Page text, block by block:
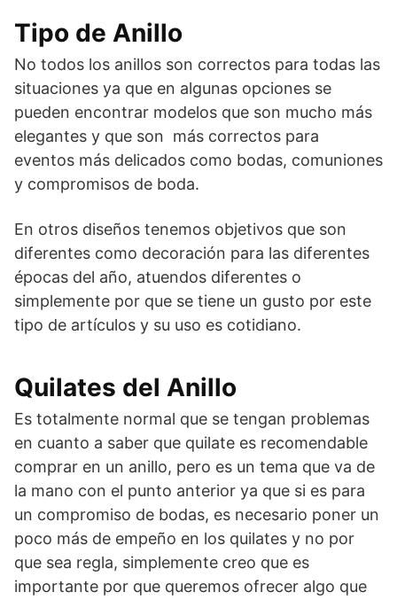
Tipo de Anillo
No todos los anillos son correctos para todas las
situaciones ya que en algunas opciones se
pueden encontrar modelos que son mucho más
elegantes y que son más correctos para
eventos más delicados como bodas, comuniones
y compromisos de boda.
En otros diseños tenemos objetivos que son
diferentes como decoración para las diferentes
épocas del año, atuendos diferentes o
simplemente por que se tiene un gusto por este
tipo de artículos y su uso es cotidiano.
Quilates del Anillo
Es totalmente normal que se tengan problemas
en cuanto a saber que quilate es recomendable
comprar en un anillo, pero es un tema que va de
la mano con el punto anterior ya que si es para
un compromiso de bodas, es necesario poner un
poco más de empeño en los quilates y no por
que sea regla, simplemente creo que es
importante por que queremos ofrecer algo que